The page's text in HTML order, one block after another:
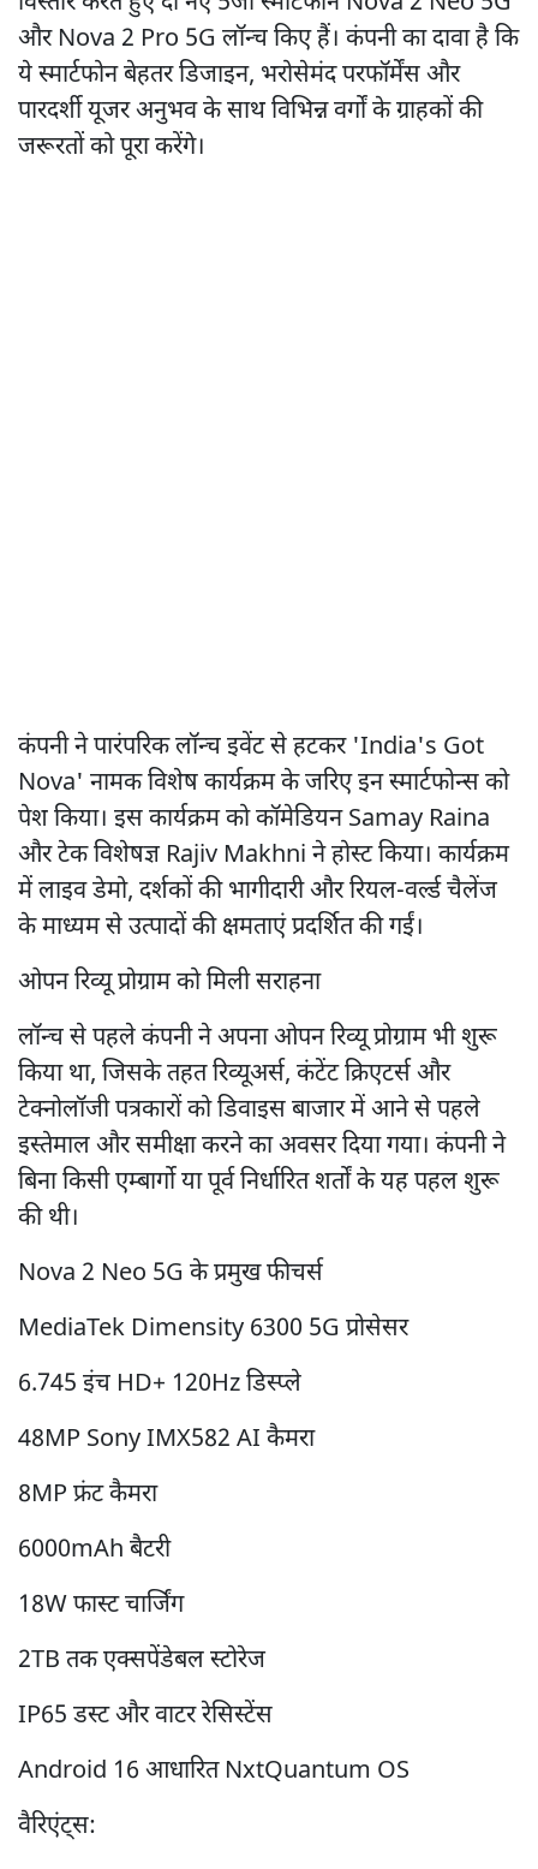
और Nova 2 Pro 5G लॉन्च किए हैं। कंपनी का दावा है कि
ये स्मार्टफोन बेहतर डिजाइन, भरोसेमंद परफॉर्मेंस और
पारदर्शी यूजर अनुभव के साथ विभिन्न वर्गों के ग्राहकों की
जरूरतों को पूरा करेंगे।
कंपनी ने पारंपरिक लॉन्च इवेंट से हटकर 'India's Got
Nova' नामक विशेष कार्यक्रम के जरिए इन स्मार्टफोन्स को
पेश किया। इस कार्यक्रम को कॉमेडियन Samay Raina
और टेक विशेषज्ञ Rajiv Makhni ने होस्ट किया। कार्यक्रम
में लाइव डेमो, दर्शकों की भागीदारी और रियल-वर्ल्ड चैलेंज
के माध्यम से उत्पादों की क्षमताएं प्रदर्शित की गईं।
ओपन रिव्यू प्रोग्राम को मिली सराहना
लॉन्च से पहले कंपनी ने अपना ओपन रिव्यू प्रोग्राम भी शुरू
किया था, जिसके तहत रिव्यूअर्स, कंटेंट क्रिएटर्स और
टेक्नोलॉजी पत्रकारों को डिवाइस बाजार में आने से पहले
इस्तेमाल और समीक्षा करने का अवसर दिया गया। कंपनी ने
बिना किसी एम्बार्गो या पूर्व निर्धारित शर्तों के यह पहल शुरू
की थी।
Nova 2 Neo 5G के प्रमुख फीचर्स
MediaTek Dimensity 6300 5G प्रोसेसर
6.745 इंच HD+ 120Hz डिस्प्ले
48MP Sony IMX582 AI कैमरा
8MP फ्रंट कैमरा
6000mAh बैटरी
18W फास्ट चार्जिंग
2TB तक एक्सपेंडेबल स्टोरेज
IP65 डस्ट और वाटर रेसिस्टेंस
Android 16 आधारित NxtQuantum OS
वैरिएंट्स: